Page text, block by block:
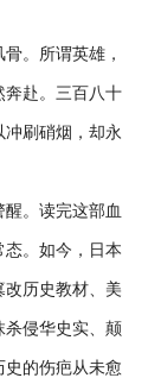
。所谓英雄，
奔赴。三百八十
刷硝烟，却永
。读完这部血
。如今，日本
历史教材、美
杀侵华史实、颠
的伤疤从未愈